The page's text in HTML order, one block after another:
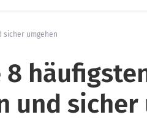
sicher umgehen
8
und sicher